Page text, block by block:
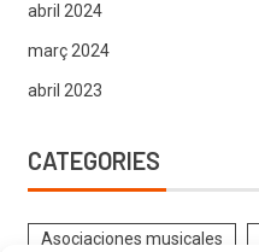
abril 2024
març 2024
abril 2023
CATEGORIES
Asociaciones musicales